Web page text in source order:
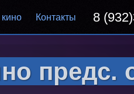
Контакты 8
предс.